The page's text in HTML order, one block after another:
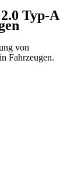
Typ-A
von
Fahrzeugen.